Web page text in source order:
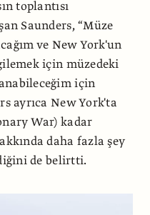
toplantısı
Saunders, “Müze
ve New York'un
için müzedeki
için
ayrıca New York'ta
War) kadar
daha fazla şey
de belirtti.